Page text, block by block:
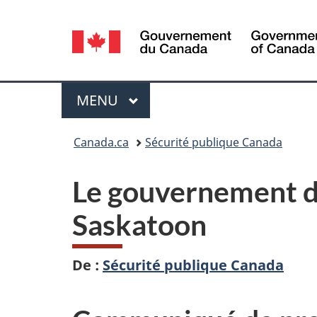
Sélection
de
la
langue
Menu
MENU PRINCIPAL
Canada.ca Sécurité publique Canada
Le gouvernement
Saskatoon
De : Sécurité publique Canada